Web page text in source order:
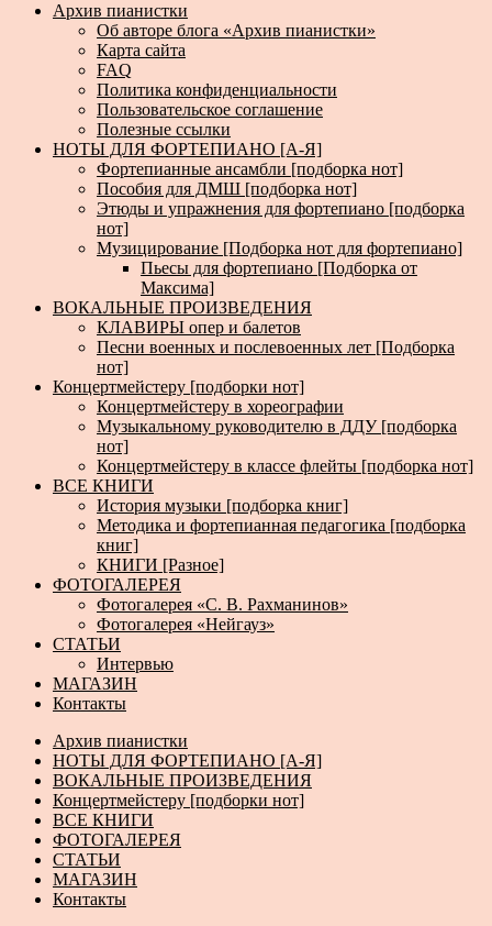
Архив пианистки
Об авторе блога «Архив пианистки»
Карта сайта
FAQ
Политика конфиденциальности
Пользовательское соглашение
Полезные ссылки
НОТЫ ДЛЯ ФОРТЕПИАНО [А-Я]
Фортепианные ансамбли [подборка нот]
Пособия для ДМШ [подборка нот]
Этюды и упражнения для фортепиано [подборка
нот]
Музицирование [Подборка нот для фортепиано]
Пьесы для фортепиано [Подборка от
Максима]
ВОКАЛЬНЫЕ ПРОИЗВЕДЕНИЯ
КЛАВИРЫ опер и балетов
Песни военных и послевоенных лет [Подборка
нот]
Концертмейстеру [подборки нот]
Концертмейстеру в хореографии
Музыкальному руководителю в ДДУ [подборка
нот]
Концертмейстеру в классе флейты [подборка нот]
ВСЕ КНИГИ
История музыки [подборка книг]
Методика и фортепианная педагогика [подборка
книг]
КНИГИ [Разное]
ФОТОГАЛЕРЕЯ
Фотогалерея «С. В. Рахманинов»
Фотогалерея «Нейгауз»
СТАТЬИ
Интервью
МАГАЗИН
Контакты
Архив пианистки
НОТЫ ДЛЯ ФОРТЕПИАНО [А-Я]
ВОКАЛЬНЫЕ ПРОИЗВЕДЕНИЯ
Концертмейстеру [подборки нот]
ВСЕ КНИГИ
ФОТОГАЛЕРЕЯ
СТАТЬИ
МАГАЗИН
Контакты